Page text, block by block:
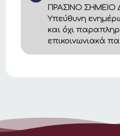
ΠΡΑΣΙΝΟ ΣΗΜΕΙΟ
Υπεύθυνη
και όχι
επικοινωνιακά